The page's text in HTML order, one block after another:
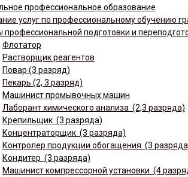
профессиональное образование
услуг по профессиональному обучению
профессиональной подготовки и
Флотатор
Растворщик реагентов
Повар (3 разряд)
Пекарь (2, 3 разряд)
Машинист промывочных машин
Лаборант химического анализа (2,3 разряда)
Крепильщик (3 разряда)
Концентраторщик (3 разряда)
Контролер продукции обогащения (3
Кондитер (3 разряда)
Машинист компрессорной установки (4